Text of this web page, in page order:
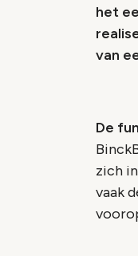
het
van
De
zich
vaak